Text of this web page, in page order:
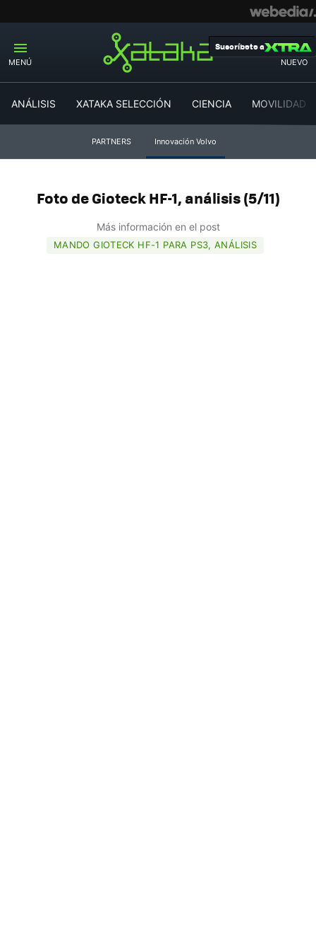
MENÚ NUEVO
Suscríbete a
ANÁLISIS XATAKA SELECCIÓN CIENCIA MOVILIDAD
PARTNERS Innovación Volvo
Foto de Gioteck HF-1, análisis (5/11)
Más información en el post
MANDO GIOTECK HF-1 PARA PS3, ANÁLISIS